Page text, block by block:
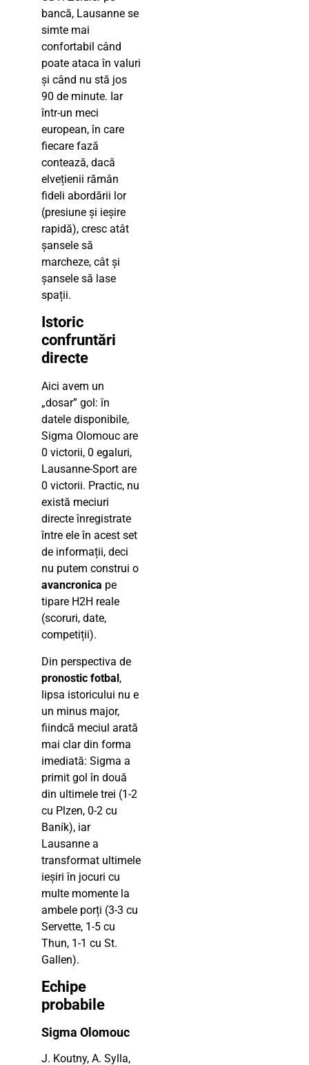
bancă, Lausanne se
simte mai
confortabil când
poate ataca în valuri
și când nu stă jos
90 de minute. Iar
într-un meci
european, în care
fiecare fază
contează, dacă
elvețienii rămân
fideli abordării lor
(presiune și ieșire
rapidă), cresc atât
șansele să
marcheze, cât și
șansele să lase
spații.
Istoric
confruntări
directe
Aici avem un
„dosar” gol: în
datele disponibile,
Sigma Olomouc are
0 victorii, 0 egaluri,
Lausanne-Sport are
0 victorii. Practic, nu
există meciuri
directe înregistrate
între ele în acest set
de informații, deci
nu putem construi o
avancronica pe
tipare H2H reale
(scoruri, date,
competiții).
Din perspectiva de
pronostic fotbal,
lipsa istoricului nu e
un minus major,
fiindcă meciul arată
mai clar din forma
imediată: Sigma a
primit gol în două
din ultimele trei (1-2
cu Plzen, 0-2 cu
Baník), iar
Lausanne a
transformat ultimele
ieșiri în jocuri cu
multe momente la
ambele porți (3-3 cu
Servette, 1-5 cu
Thun, 1-1 cu St.
Gallen).
Echipe
probabile
Sigma Olomouc
J. Koutny, A. Sylla,